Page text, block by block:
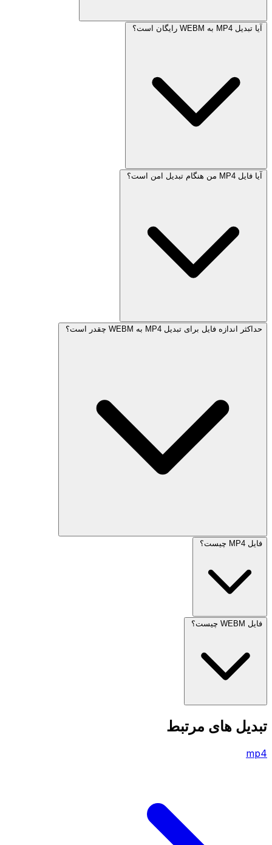
آیا تبدیل MP4 به WEBM رایگان است؟
آیا فایل MP4 من هنگام تبدیل امن است؟
حداکثر اندازه فایل برای تبدیل MP4 به WEBM چقدر است؟
فایل MP4 چیست؟
فایل WEBM چیست؟
تبدیل های مرتبط
mp4